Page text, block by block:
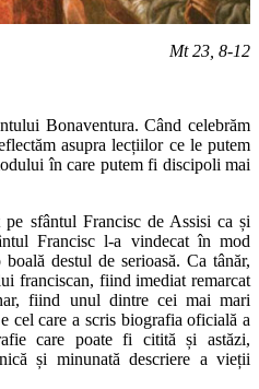
Mt 23, 8-12
Bonaventura. Când celebrăm
asupra lecțiilor ce le putem
în care putem fi discipoli mai
sfântul Francisc de Assisi ca și
Francisc l-a vindecat în mod
destul de serioasă. Ca tânăr,
franciscan, fiind imediat remarcat
fiind unul dintre cei mai mari
care a scris biografia oficială a
care poate fi citită și astăzi,
și minunată descriere a vieții